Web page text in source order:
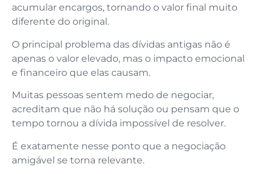
acumular encargos, tornando o valor final muito
diferente do original.
O principal problema das dívidas antigas não é
apenas o valor elevado, mas o impacto emocional
e financeiro que elas causam.
Muitas pessoas sentem medo de negociar,
acreditam que não há solução ou pensam que o
tempo tornou a dívida impossível de resolver.
É exatamente nesse ponto que a negociação
amigável se torna relevante.